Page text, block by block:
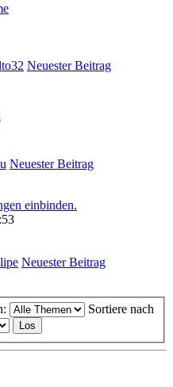
Neuester Beitrag
Neuester Beitrag
einbinden.
Neuester Beitrag
Sortiere nach